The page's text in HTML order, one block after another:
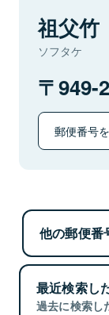
祖父竹
ソフタケ
949-
郵便番号
他の郵便番
最近検索し
過去に検索し